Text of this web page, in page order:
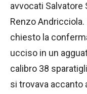
avvocati Salvatore
Renzo
chiesto la
ucciso in un
calibro 38
si trovava accanto